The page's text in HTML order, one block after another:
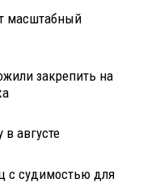
масштабный
закрепить на
августе
с судимостью для